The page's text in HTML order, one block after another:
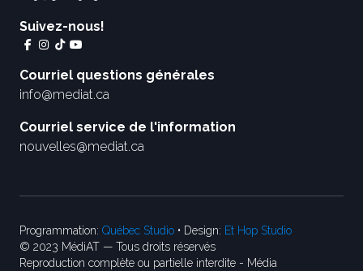
Suivez-nous!
Courriel questions générales
info@mediat.ca
Courriel service de l'information
nouvelles@mediat.ca
Programmation: Québec Studio • Design: Et Hop Studio
© 2023 MédiAT — Tous droits réservés
Reproduction complète ou partielle interdite - Média